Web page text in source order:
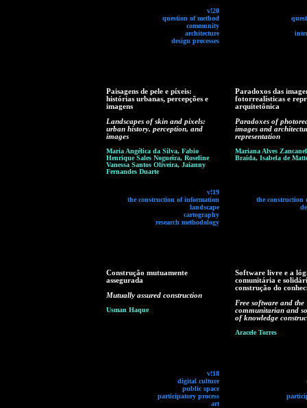
v!20
question of method
community
architecture
design processes
Paisagens de pele e píxeis:
histórias urbanas, percepções e
imagens
Landscapes of skin and pixels:
urban history, perception, and
images
Maria Angélica da Silva, Fabio
Henrique Sales Nogueira, Roseline
Vanessa Santos Oliveira, Jaianny
Fernandes Duarte
v!19
the construction of information
landscape
cartography
research methodology
Paradoxos das
fotorrealísticas e
arquitetônica
Paradoxes of
images and
representation
Mariana Alves
Braida, Isabela de
the construction
Construção mutuamente
assegurada
Mutually assured construction
Usman Haque
v!18
digital culture
public space
participatory process
art
Software livre e a
comunitária e
construção do
Free software and the
communitarian and
of knowledge
Aracele Torres